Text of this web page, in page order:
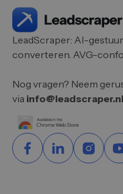
LeadScraper: AI-
converteren. AVG-
Nog vragen? Neem
via info@leadscraper.nl